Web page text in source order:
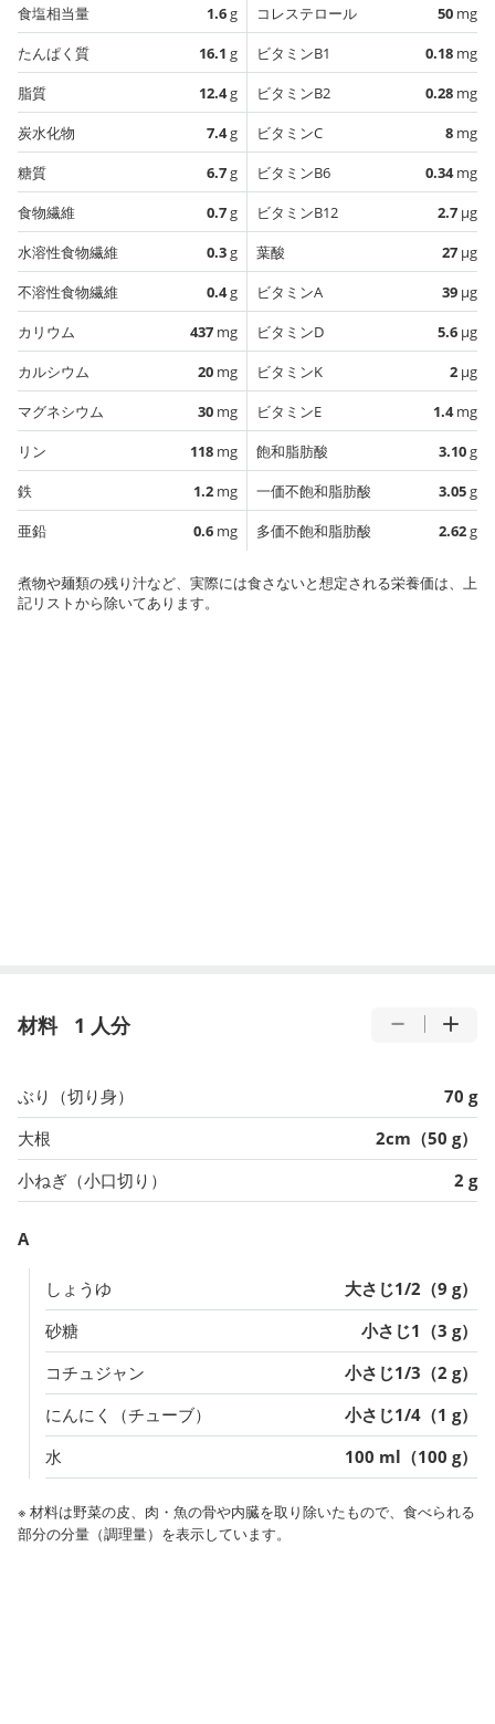
食塩相当量
1.6g
たんぱく質
16.1 g
脂質
12.4g
炭水化物
7.4g
糖質
6.7g
食物繊維
0.7g
水溶性食物繊維
0.3g
不溶性食物繊維
0.4g
カリウム
437 mg
カルシウム
20 mg
マグネシウム
30 mg
リン
118 mg
鉄
1.2 mg
亜鉛
0.6 mg
コレステロール
50 mg
ビタミンB1
0.18 mg
ビタミンB2
0.28 mg
ビタミンC
8 mg
ビタミンB6
0.34mg
ビタミンB12
2.7 µg
葉酸
27 µg
ビタミンA
39 µg
ビタミンD
5.6 µg
ビタミンK
2 µg
ビタミンE
1.4mg
飽和脂肪酸
3.10g
一価不飽和脂肪酸
3.05g
多価不飽和脂肪酸
2.62g
煮物や麺類の残り汁など、実際には食さないと想定される栄養価は、上
記リストから除いてあります。
材料 1 人分
ぶり（切り身）
70 g
大根
2cm（50 g）
小ねぎ（小口切り）
2 g
A
しょうゆ
大さじ1/2（9 g）
砂糖
小さじ1（3 g）
コチュジャン
小さじ1/3（2 g）
にんにく（チューブ）
小さじ1/4（1 g）
水
100 ml（100 g）
※ 材料は野菜の皮、肉・魚の骨や内臓を取り除いたもので、食べられる
部分の分量（調理量）を表示しています。